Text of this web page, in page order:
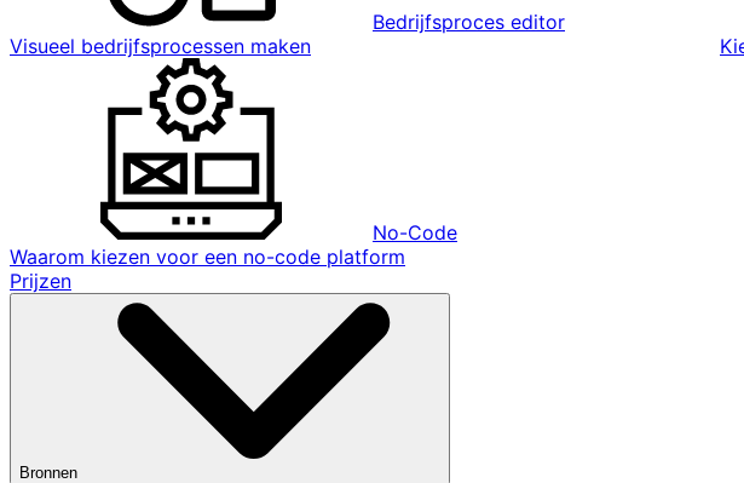
Bedrijfsproces editor
Visueel bedrijfsprocessen maken
No-Code
Waarom kiezen voor een no-code platform
Prijzen
Bronnen